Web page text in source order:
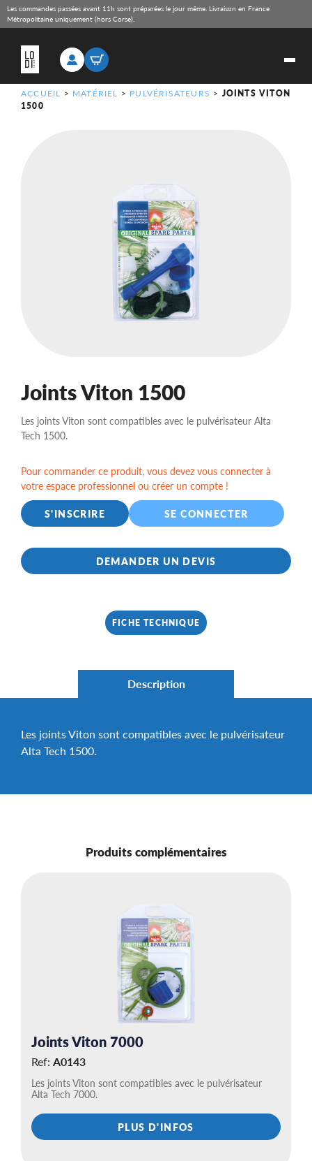
Les commandes passées avant 11h sont préparées le jour même. Livraison en France
Métropolitaine uniquement (hors Corse).
ACCUEIL > MATÉRIEL > PULVÉRISATEURS > JOINTS VITON
1500
Joints Viton 1500
Les joints Viton sont compatibles avec le pulvérisateur Alta
Tech 1500.
Pour commander ce produit, vous devez vous connecter à
votre espace professionnel ou créer un compte !
S'INSCRIRE
SE CONNECTER
DEMANDER UN DEVIS
FICHE TECHNIQUE
Description
Les joints Viton sont compatibles avec le pulvérisateur
Alta Tech 1500.
Produits complémentaires
Joints Viton 7000
Ref: A0143
Les joints Viton sont compatibles avec le pulvérisateur
Alta Tech 7000.
PLUS D'INFOS